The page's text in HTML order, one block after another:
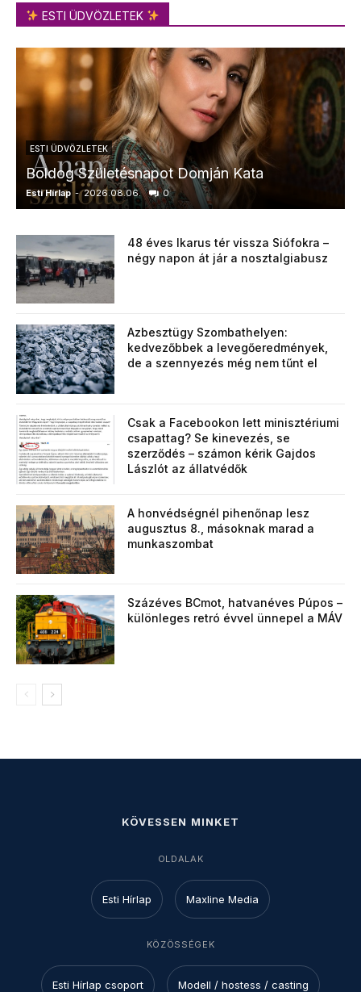
ESTI ÜDVÖZLETEK
ESTI ÜDVÖZLETEK
Boldog Születésnapot Domján Kata
Esti Hírlap - 2026.08.06. 0
48 éves Ikarus tér vissza Siófokra –
négy napon át jár a nosztalgiabusz
Azbesztügy Szombathelyen:
kedvezőbbek a levegőeredmények,
de a szennyezés még nem tűnt el
Csak a Facebookon lett minisztériumi
csapattag? Se kinevezés, se
szerződés – számon kérik Gajdos
Lászlót az állatvédők
A honvédségnél pihenőnap lesz
augusztus 8., másoknak marad a
munkaszombat
Százéves BCmot, hatvanéves Púpos –
különleges retró évvel ünnepel a MÁV
KÖVESSEN MINKET
OLDALAK
Esti Hírlap Maxline Media
KÖZÖSSÉGEK
Esti Hírlap csoport Modell / hostess / casting